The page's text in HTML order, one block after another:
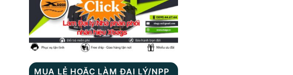
MUA LẺ HOẶC LÀM ĐẠI LÝ/NPP